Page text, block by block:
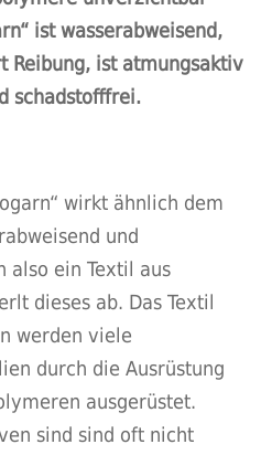
ist wasserabweisend,
Reibung, ist atmungsaktiv
schadstofffrei.
wirkt ähnlich dem
und
also ein Textil aus
dieses ab. Das Textil
werden viele
durch die Ausrüstung
ausgerüstet.
sind sind oft nicht